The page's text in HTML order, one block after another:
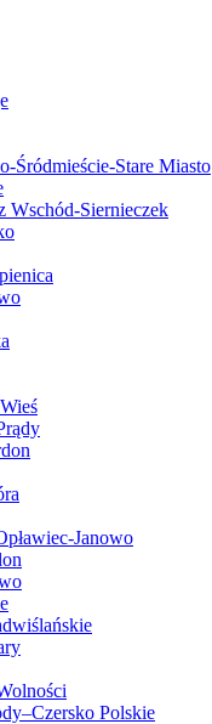
Śródmieście-Stare Miasto
Wschód-Siernieczek
Janowo
Polskie